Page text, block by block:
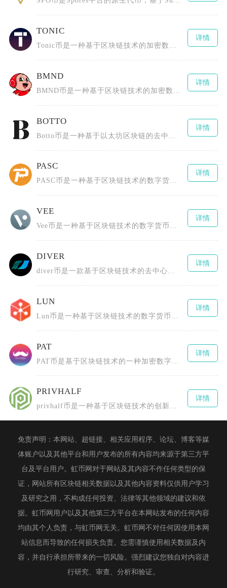
TONIC
详情
BMND
详情
BOTTO
详情
PASC
PASC币是一种基于区块链技术的数字货币，全称为PascalCoin，由Albert Mo
详情
VEE
Vee币是一种基于区块链技术的数字货币，全称为TheBLOCKvToken，由BLOCKv
详情
DIVER
详情
LUN
详情
PAT
详情
PRIVHALF
privhalf币是一种基于区块链技术的创新型数字货币，全称为0.5X长隐私指数令牌（0.
详情
免责声明：本网站、超链接、相关应用程序、论坛、博客等媒
体账户以及其他平台和用户发布的所有内容均来源于第三方平
台及平台用户。虹币网对于网站及其内容不作任何类型的保
证，网站所有区块链相关数据以及其他内容资料仅供用户学习
及研究之用，不构成任何投资、法律等其他领域的建议和依
据。虹币网用户以及其他第三方平台在本网站发布的任何内容
均由其个人负责，与虹币网无关。虹币网不对任何因使用本网
站信息而导致的任何损失负责。您需谨慎使用相关数据及内
容，并自行承担所带来的一切风险。强烈建议您独自对内容进
行研究、审查、分析和验证。